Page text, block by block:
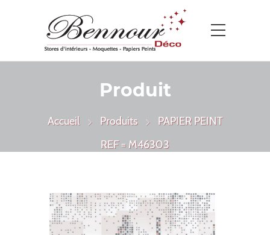
Produit
Accueil Produits
PAPIER PEINT
REF = M46303